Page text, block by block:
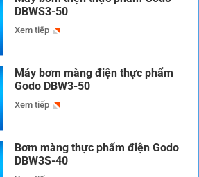
DBWS3-50
Xem tiếp
Máy bơm màng điện thực phẩm
Godo DBW3-50
Xem tiếp
Bơm màng thực phẩm điện Godo
DBW3S-40